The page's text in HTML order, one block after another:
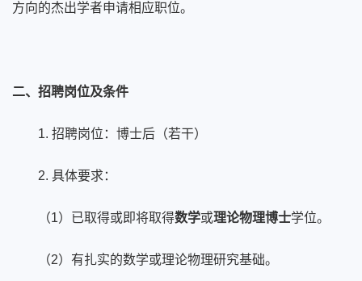
方向的杰出学者申请相应职位。
二、招聘岗位及条件
1. 招聘岗位：博士后（若干）
2. 具体要求：
（1）已取得或即将取得数学或理论物理博士学位。
（2）有扎实的数学或理论物理研究基础。